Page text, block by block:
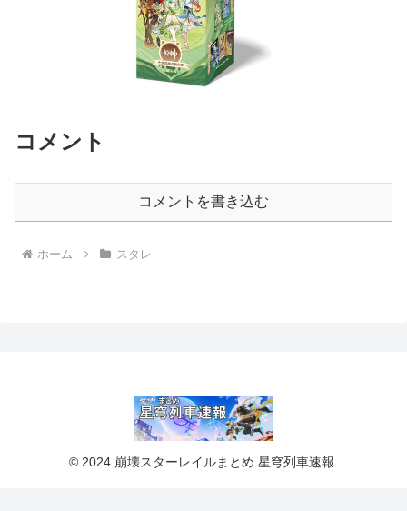
コメント
コメントを書き込む
ホーム スタレ
© 2024 崩壊スターレイルまとめ 星穹列車速報.